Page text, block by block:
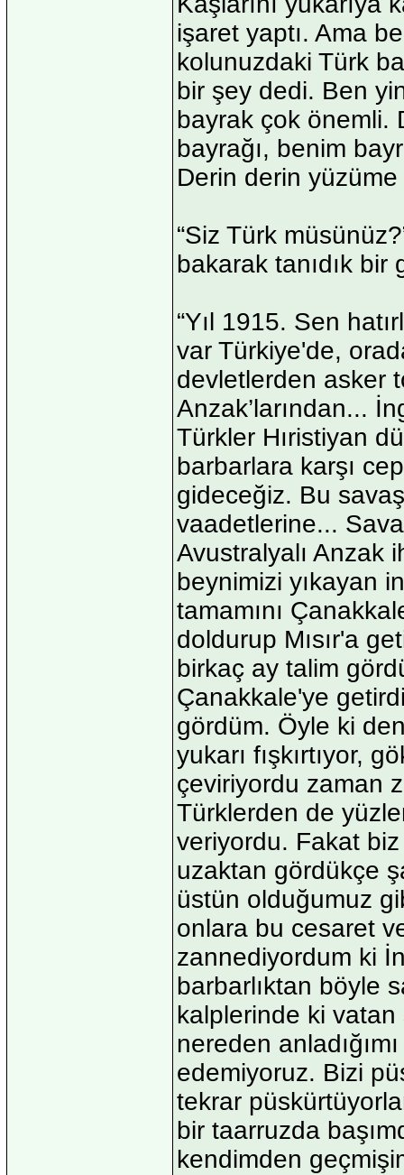
işaret yaptı. Ama
kolunuzdaki Türk
bir şey dedi. Ben
bayrak çok önemli.
bayrağı, benim
Derin derin yüzüme
“Siz Türk
bakarak tanıdık bir
“Yıl 1915. Sen
var Türkiye'de,
devletlerden asker
Anzak’larından...
Türkler Hıristiyan
barbarlara karşı
gideceğiz. Bu
vaadetlerine...
Avustralyalı Anzak
beynimizi yıkayan
tamamını
doldurup Mısır'a
birkaç ay talim
Çanakkale'ye
gördüm. Öyle ki
yukarı fışkırtıyor,
çeviriyordu zaman
Türklerden de
veriyordu. Fakat
uzaktan gördükçe
üstün olduğumuz
onlara bu cesaret
zannediyordum ki
barbarlıktan böyle
kalplerinde ki
nereden
edemiyoruz. Bizi
tekrar
bir taarruzda
kendimden